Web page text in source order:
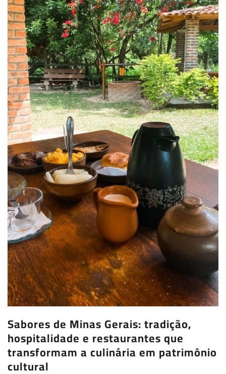
Sabores de Minas Gerais: tradição,
hospitalidade e restaurantes que
transformam a culinária em patrimônio
cultural